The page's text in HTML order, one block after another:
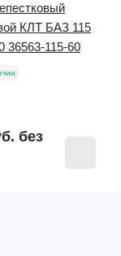
КЛТ БАЗ 115
36563-115-60
без